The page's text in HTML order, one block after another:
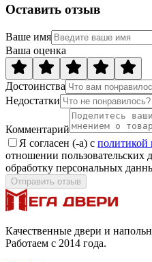
Оставить отзыв
Ваше имя
Ваша оценка
Достоинства
Недостатки
Комментарий
Я согласен (-а) с политикой
отношении пользовательских
обработку персональных
Отправить отзыв
Качественные двери и
Работаем с 2014 года.